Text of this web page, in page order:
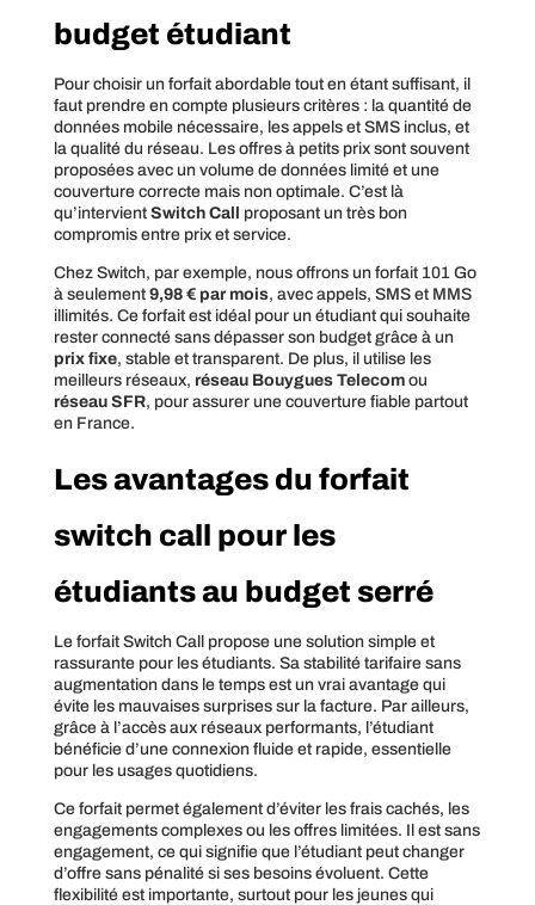
budget étudiant
Pour choisir un forfait abordable tout en étant suffisant, il
faut prendre en compte plusieurs critères : la quantité de
données mobile nécessaire, les appels et SMS inclus, et
la qualité du réseau. Les offres à petits prix sont souvent
proposées avec un volume de données limité et une
couverture correcte mais non optimale. C’est là
qu’intervient Switch Call proposant un très bon
compromis entre prix et service.
Chez Switch, par exemple, nous offrons un forfait 101 Go
à seulement 9,98 € par mois, avec appels, SMS et MMS
illimités. Ce forfait est idéal pour un étudiant qui souhaite
rester connecté sans dépasser son budget grâce à un
prix fixe, stable et transparent. De plus, il utilise les
meilleurs réseaux, réseau Bouygues Telecomou
réseau SFR, pour assurer une couverture fiable partout
en France.
Les avantages du forfait
switch call pour les
étudiants au budget serré
Le forfait Switch Call propose une solution simple et
rassurante pour les étudiants. Sa stabilité tarifaire sans
augmentation dans le temps est un vrai avantage qui
évite les mauvaises surprises sur la facture. Par ailleurs,
grâce à l’accès aux réseaux performants, l’étudiant
bénéficie d’une connexion fluide et rapide, essentielle
pour les usages quotidiens.
Ce forfait permet également d’éviter les frais cachés, les
engagements complexes ou les offres limitées. Il est sans
engagement, ce qui signifie que l’étudiant peut changer
d’offre sans pénalité si ses besoins évoluent. Cette
flexibilité est importante, surtout pour les jeunes qui